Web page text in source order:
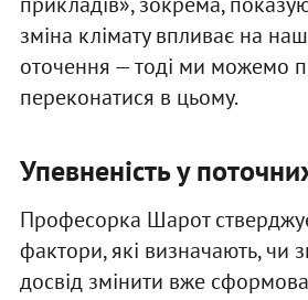
зміна клімату впливає на
оточення — тоді ми можемо
переконатися в цьому.
Упевненість у
Професорка Шарот
фактори, які визначають, чи
досвід змінити вже